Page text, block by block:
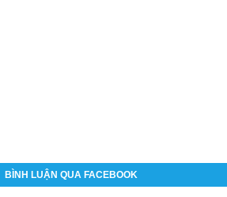
BÌNH LUẬN QUA FACEBOOK